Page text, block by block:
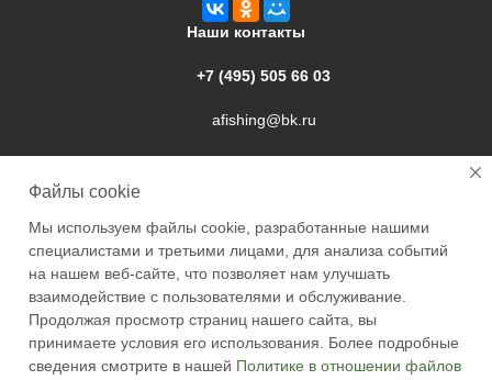
Наши контакты
+7 (495) 505 66 03
afishing@bk.ru
2026 © Academyfishing - продажа товаров для рыбалки по
Москве и России
Файлы cookie
Мы используем файлы cookie, разработанные нашими
специалистами и третьими лицами, для анализа событий
на нашем веб-сайте, что позволяет нам улучшать
взаимодействие с пользователями и обслуживание.
Продолжая просмотр страниц нашего сайта, вы
принимаете условия его использования. Более подробные
сведения смотрите в нашей Политике в отношении файлов